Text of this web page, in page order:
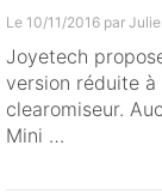
Le 10/11/2016 par
Joyetech
version réduite
clearomiseur.
Mini …